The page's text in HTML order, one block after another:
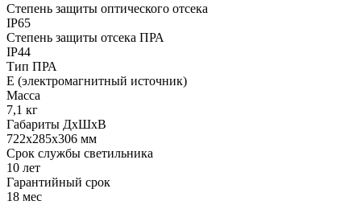
Степень защиты оптического отсека
IP65
Степень защиты отсека ПРА
IP44
Тип ПРА
E (электромагнитный источник)
Масса
7,1 кг
Габариты ДхШхВ
722x285x306 мм
Срок службы светильника
10 лет
Гарантийный срок
18 мес